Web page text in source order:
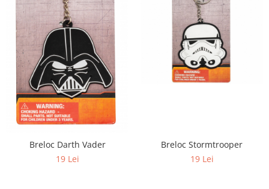
Breloc Darth Vader
19 Lei
Breloc Stormtrooper
19 Lei